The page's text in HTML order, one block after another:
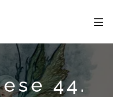
44.